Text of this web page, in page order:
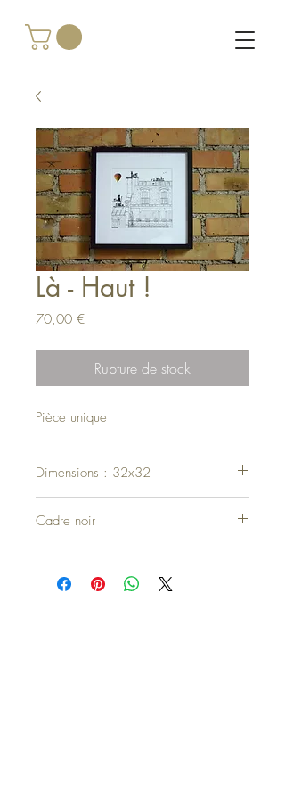
Là - Haut !
70,00 €Prix
Rupture de stock
Pièce unique
Dimensions : 32x32
Cadre noir